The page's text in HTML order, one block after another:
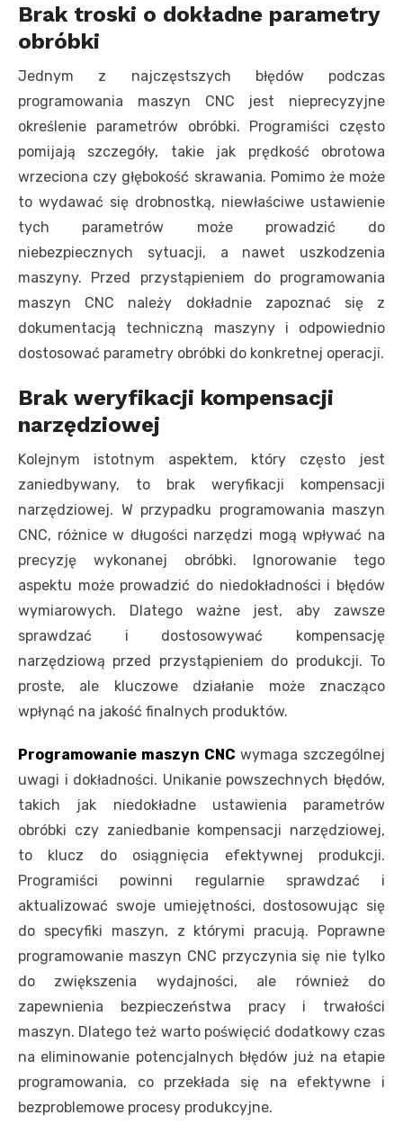
Brak troski o dokładne parametry
obróbki
Jednym z najczęstszych błędów podczas
programowania maszyn CNC jest nieprecyzyjne
określenie parametrów obróbki. Programiści często
pomijają szczegóły, takie jak prędkość obrotowa
wrzeciona czy głębokość skrawania. Pomimo że może
to wydawać się drobnostką, niewłaściwe ustawienie
tych parametrów może prowadzić do
niebezpiecznych sytuacji, a nawet uszkodzenia
maszyny. Przed przystąpieniem do programowania
maszyn CNC należy dokładnie zapoznać się z
dokumentacją techniczną maszyny i odpowiednio
dostosować parametry obróbki do konkretnej operacji.
Brak weryfikacji kompensacji
narzędziowej
Kolejnym istotnym aspektem, który często jest
zaniedbywany, to brak weryfikacji kompensacji
narzędziowej. W przypadku programowania maszyn
CNC, różnice w długości narzędzi mogą wpływać na
precyzję wykonanej obróbki. Ignorowanie tego
aspektu może prowadzić do niedokładności i błędów
wymiarowych. Dlatego ważne jest, aby zawsze
sprawdzać i dostosowywać kompensację
narzędziową przed przystąpieniem do produkcji. To
proste, ale kluczowe działanie może znacząco
wpłynąć na jakość finalnych produktów.
Programowanie maszyn CNC wymaga szczególnej
uwagi i dokładności. Unikanie powszechnych błędów,
takich jak niedokładne ustawienia parametrów
obróbki czy zaniedbanie kompensacji narzędziowej,
to klucz do osiągnięcia efektywnej produkcji.
Programiści powinni regularnie sprawdzać i
aktualizować swoje umiejętności, dostosowując się
do specyfiki maszyn, z którymi pracują. Poprawne
programowanie maszyn CNC przyczynia się nie tylko
do zwiększenia wydajności, ale również do
zapewnienia bezpieczeństwa pracy i trwałości
maszyn. Dlatego też warto poświęcić dodatkowy czas
na eliminowanie potencjalnych błędów już na etapie
programowania, co przekłada się na efektywne i
bezproblemowe procesy produkcyjne.